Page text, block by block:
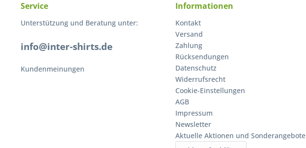
Service
Unterstützung und Beratung unter:
info@inter-shirts.de
Kundenmeinungen
Informationen
Kontakt
Versand
Zahlung
Rücksendungen
Datenschutz
Widerrufsrecht
Cookie-Einstellungen
AGB
Impressum
Newsletter
Aktuelle Aktionen und Sonderangebote